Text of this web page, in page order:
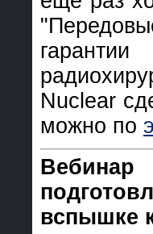
Nuclear
можно по
вспышке